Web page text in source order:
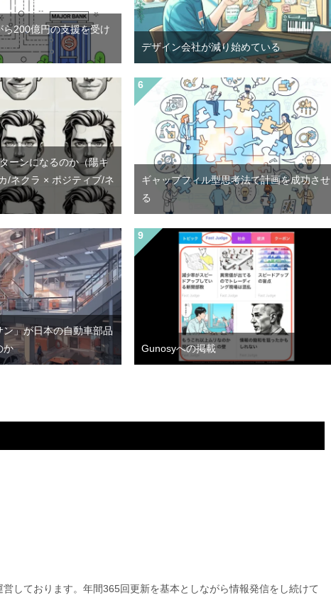
200億円の支援を受け
デザイン会社が減り始めている
ーンになるのか（陽キ
/ネクラ × ポジティブ/ネ
ギャップフィル型思考法で計画を成功させ
る
ン」が日本の自動車部品
か
Gunosyへの掲載
しております。年間365回更新を基本としながら情報発信をし続けて